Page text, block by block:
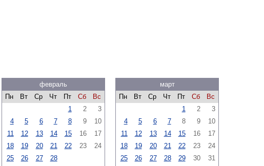
февраль
Пн
Вт Ср Чт Пт Сб
Вс
1
2
3
4
5 6 7 8 9
10
11
12 13 14 15 16
17
18
19 20 21 22 23
24
25
26 27 28
март
Пн
Вт Ср Чт Пт Сб
Вс
1
2
3
4
5 6 7 8 9
10
11
12 13 14 15 16
17
18
19 20 21 22 23
24
25
26 27 28 29 30 31